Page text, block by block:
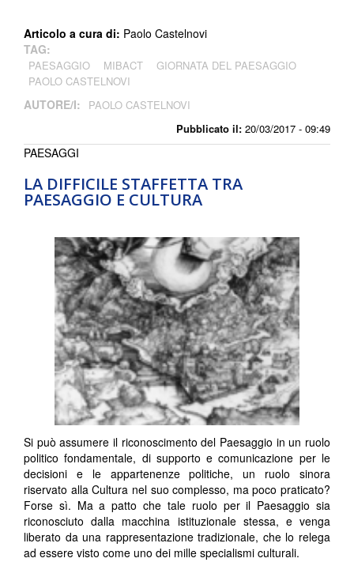
Pubblicato il: 20/03/2017 - 09:49
Articolo a cura di: Paolo Castelnovi
TAG:
PAESAGGIO MIBACT
GIORNATA DEL PAESAGGIO
PAOLO CASTELNOVI
AUTORE/I: PAOLO CASTELNOVI
LA DIFFICILE STAFFETTA TRA
PAESAGGIO E CULTURA
PAESAGGI
Si può assumere il riconoscimento del Paesaggio in un ruolo
politico fondamentale, di supporto e comunicazione per le
decisioni e le appartenenze politiche, un ruolo sinora
riservato alla Cultura nel suo complesso, ma poco praticato?
Forse sì. Ma a patto che tale ruolo per il Paesaggio sia
riconosciuto dalla macchina istituzionale stessa, e venga
liberato da una rappresentazione tradizionale, che lo relega
ad essere visto come uno dei mille specialismi culturali.